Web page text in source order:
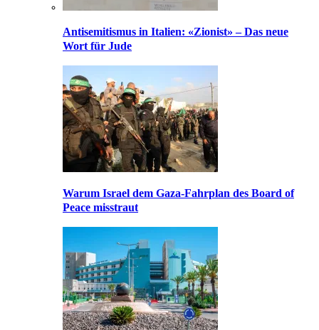
Antisemitismus in Italien: «Zionist» – Das neue
Wort für Jude
Warum Israel dem Gaza-Fahrplan des Board of
Peace misstraut